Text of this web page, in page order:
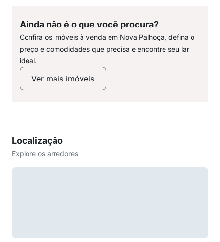
Ainda não é o que você procura?
Confira os imóveis à venda em Nova Palhoça, defina o
preço e comodidades que precisa e encontre seu lar
ideal.
Ver mais imóveis
Localização
Explore os arredores